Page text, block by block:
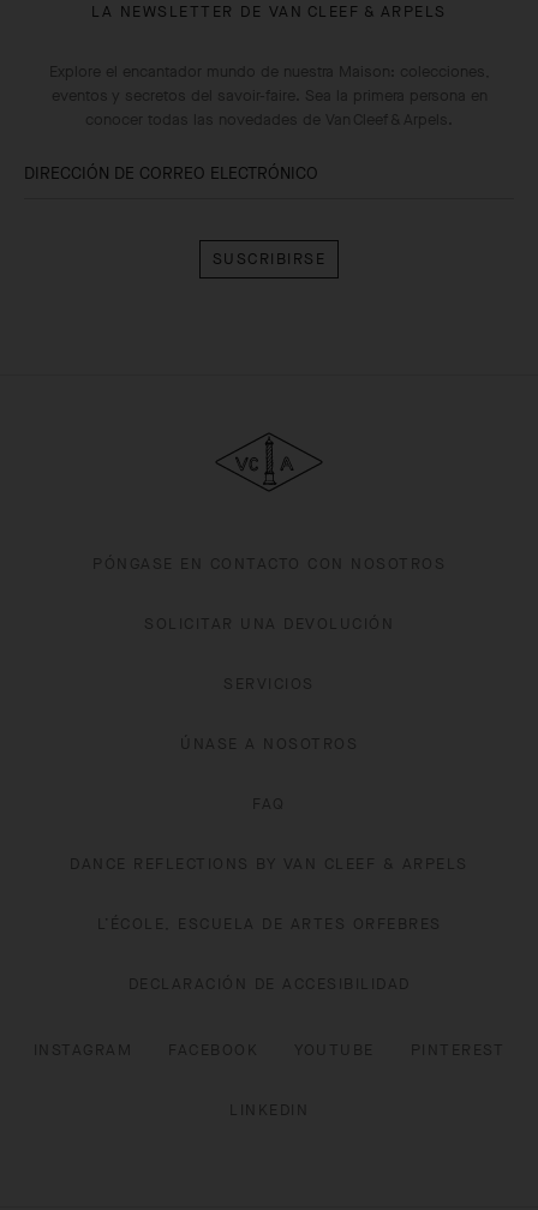
LA NEWSLETTER DE VAN CLEEF & ARPELS
Explore el encantador mundo de nuestra Maison: colecciones,
eventos y secretos del savoir-faire. Sea la primera persona en
conocer todas las novedades de Van Cleef & Arpels.
DIRECCIÓN DE CORREO ELECTRÓNICO
PÓNGASE EN CONTACTO CON NOSOTROS
SOLICITAR UNA DEVOLUCIÓN
SERVICIOS
ÚNASE A NOSOTROS
FAQ
DANCE REFLECTIONS BY VAN CLEEF & ARPELS
L’ÉCOLE, ESCUELA DE ARTES ORFEBRES
DECLARACIÓN DE ACCESIBILIDAD
INSTAGRAM FACEBOOK YOUTUBE PINTEREST
LINKEDIN